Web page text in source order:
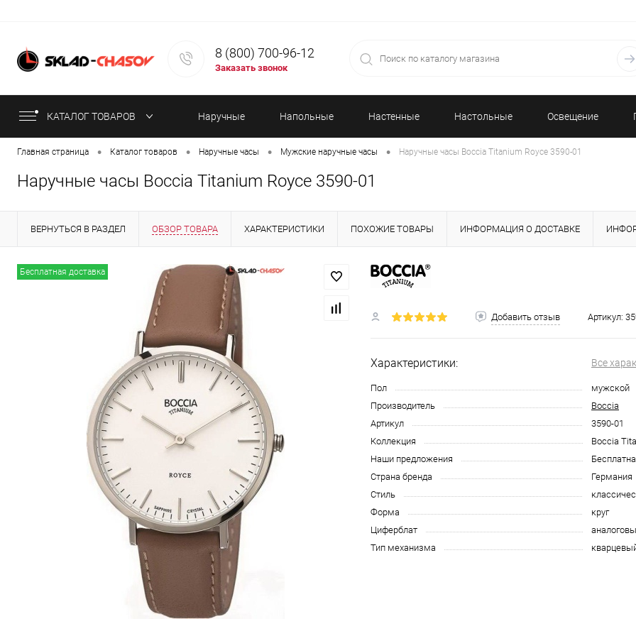
8 (800) 700-96-12
Заказать звонок
КАТАЛОГ ТОВАРОВ Наручные
часы
Напольные
часы
Настенные Настольные Освещение
Главная страница • Каталог товаров • Наручные часы • Мужские наручные часы • Наручные часы Boccia Titanium Royce 3590-01
Наручные часы Boccia Titanium Royce 3590-01
ВЕРНУТЬСЯ В РАЗДЕЛ ОБЗОР ТОВАРА ХАРАКТЕРИСТИКИ ПОХОЖИЕ ТОВАРЫ ИНФОРМАЦИЯ О ДОСТАВКЕ
СТАТЬИ
Бесплатная доставка
Добавить отзыв Артикул:
Характеристики: Все
Пол
мужской
Производитель
Boccia
Артикул
3590-01
Коллекция
Boccia
Наши предложения
Страна бренда
Германия
Стиль
Форма
круг
Циферблат
Тип механизма